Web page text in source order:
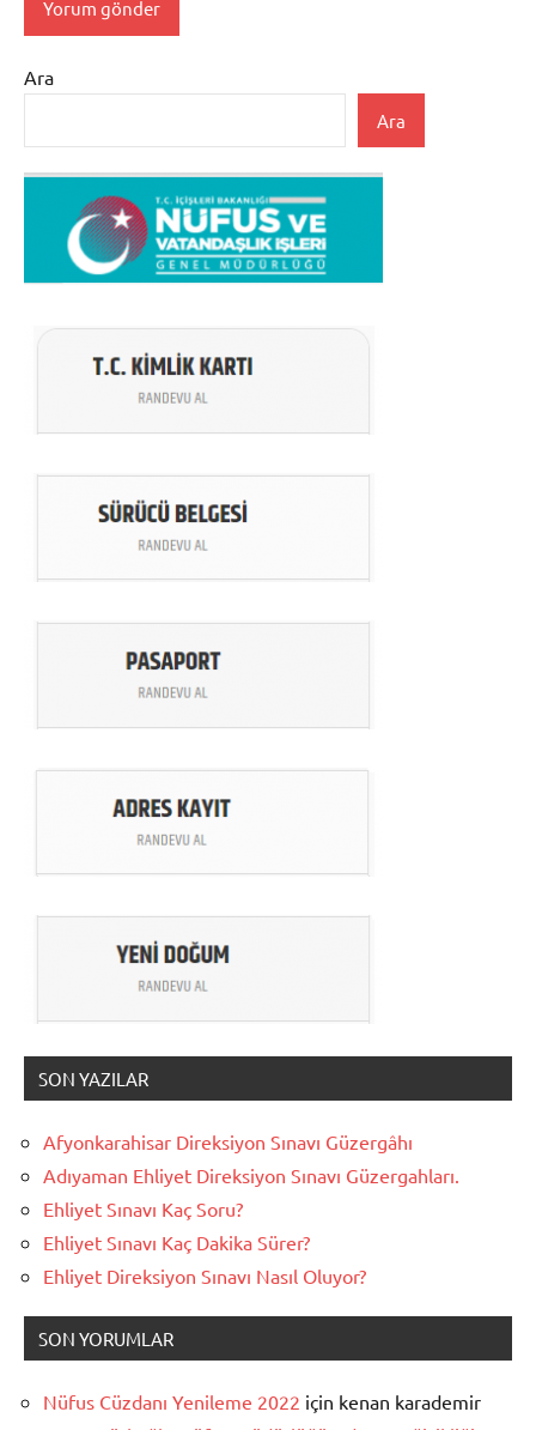
Ara
Ara
SON YAZILAR
Afyonkarahisar Direksiyon Sınavı Güzergâhı
Adıyaman Ehliyet Direksiyon Sınavı Güzergahları.
Ehliyet Sınavı Kaç Soru?
Ehliyet Sınavı Kaç Dakika Sürer?
Ehliyet Direksiyon Sınavı Nasıl Oluyor?
SON YORUMLAR
Nüfus Cüzdanı Yenileme 2022 için kenan karademir